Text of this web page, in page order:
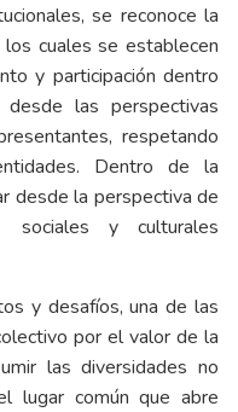
se reconoce la
cuales se establecen
y participación dentro
las perspectivas
respetando
Dentro de la
desde la perspectiva de
sociales y culturales
y desafíos, una de las
por el valor de la
las diversidades no
lugar común que abre